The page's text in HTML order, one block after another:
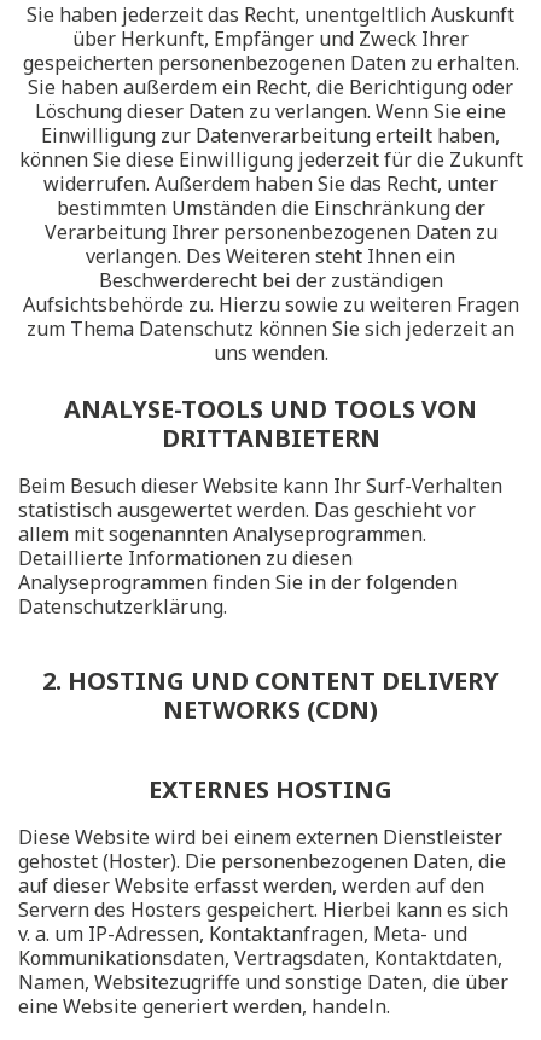
Sie haben jederzeit das Recht, unentgeltlich Auskunft
über Herkunft, Empfänger und Zweck Ihrer
gespeicherten personenbezogenen Daten zu erhalten.
Sie haben außerdem ein Recht, die Berichtigung oder
Löschung dieser Daten zu verlangen. Wenn Sie eine
Einwilligung zur Datenverarbeitung erteilt haben,
können Sie diese Einwilligung jederzeit für die Zukunft
widerrufen. Außerdem haben Sie das Recht, unter
bestimmten Umständen die Einschränkung der
Verarbeitung Ihrer personenbezogenen Daten zu
verlangen. Des Weiteren steht Ihnen ein
Beschwerderecht bei der zuständigen
Aufsichtsbehörde zu. Hierzu sowie zu weiteren Fragen
zum Thema Datenschutz können Sie sich jederzeit an
uns wenden.
ANALYSE-TOOLS UND TOOLS VON
DRITTANBIETERN
Beim Besuch dieser Website kann Ihr Surf-Verhalten
statistisch ausgewertet werden. Das geschieht vor
allem mit sogenannten Analyseprogrammen.
Detaillierte Informationen zu diesen
Analyseprogrammen finden Sie in der folgenden
Datenschutzerklärung.
2. HOSTING UND CONTENT DELIVERY
NETWORKS (CDN)
EXTERNES HOSTING
Diese Website wird bei einem externen Dienstleister
gehostet (Hoster). Die personenbezogenen Daten, die
auf dieser Website erfasst werden, werden auf den
Servern des Hosters gespeichert. Hierbei kann es sich
v. a. um IP-Adressen, Kontaktanfragen, Meta- und
Kommunikationsdaten, Vertragsdaten, Kontaktdaten,
Namen, Websitezugriffe und sonstige Daten, die über
eine Website generiert werden, handeln.